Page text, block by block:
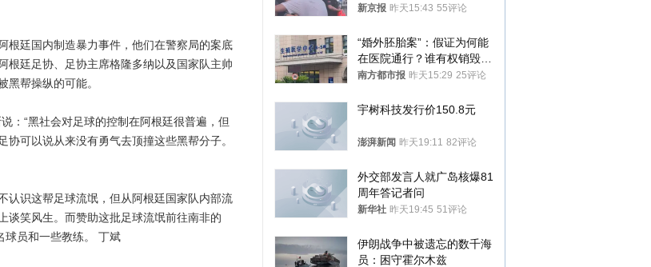
廷国内制造暴力事件，他们在警察局的案底
根廷足协、足协主席格隆多纳以及国家队主帅
帮操纵的可能。
“黑社会对足球的控制在阿根廷很普遍，但
可以说从来没有勇气去顶撞这些黑帮分子。
识这帮足球流氓，但从阿根廷国家队内部流
谈笑风生。而赞助这批足球流氓前往南非的
球员和一些教练。 丁斌
儿子先后被打捞上岸
新京报 昨天15:43 55评论
“婚外胚胎案”：假证为何能
在医院通行？谁有权销毁胚
胎？
南方都市报 昨天15:29 25评论
宇树科技发行价150.8元
澎湃新闻 昨天19:11 82评论
外交部发言人就广岛核爆81
周年答记者问
新华社 昨天19:45 51评论
伊朗战争中被遗忘的数千海
员：困守霍尔木兹